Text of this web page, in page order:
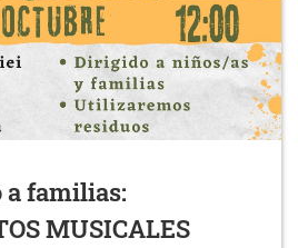
familias:
MUSICALES